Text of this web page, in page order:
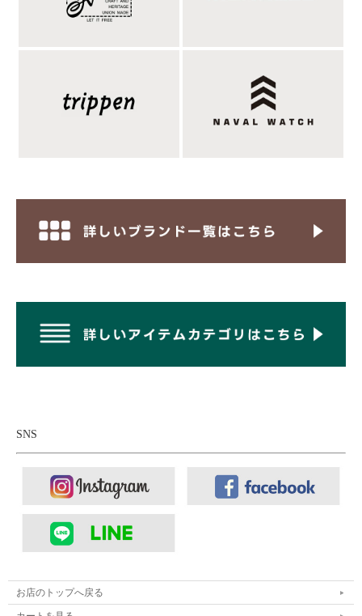
ら目を守る」機能をプラスした唯一無二の偏光レンズ。限りなく
目に優しく、高いカット率と偏光機能を実現した世界に誇るメガ
自の技術により近赤外線カット剤を添加し、HEV、ブルーライト
カット剤も添加。紫外線だけでなく、HEV、近赤外線も大幅にカ
ットするこの超高機能レンズは、コーティングとは違ってカット
ズ表面の反射を防ぎ、視界を明るくさせるグリーン調のマルチコ
ート。さらに指紋等の汚れが付着しにくく、拭き取りやすくな
り、撥水性も向上して水も良くはじく両面防汚撥水コート。アク
SNS
お店のトップへ戻る